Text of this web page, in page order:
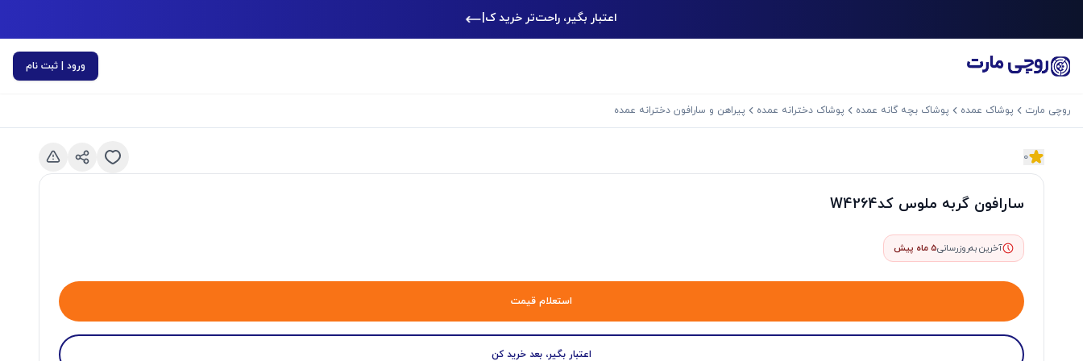
اعتبار بگیر، راحت‌تر خرید کن |
ورود | ثبت نام
روچی مارت پوشاک عمده پوشاک بچه گانه عمده پوشاک دخترانه عمده پیراهن و سارافون دخترانه عمده
0
اسلاید بعدی
سارافون گربه ملوس کدW4264
آخرین به‌روزرسانی5 ماه پیش
استعلام قیمت
اعتبار بگیر، بعد خرید کن